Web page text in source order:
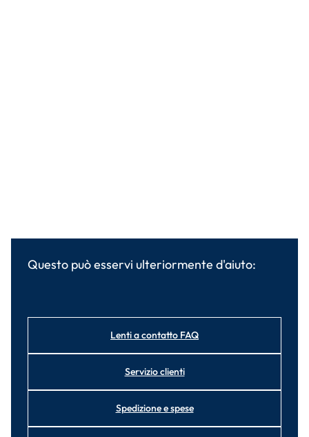
Questo può esservi ulteriormente d'aiuto:
Lenti a contatto FAQ
Servizio clienti
Spedizione e spese